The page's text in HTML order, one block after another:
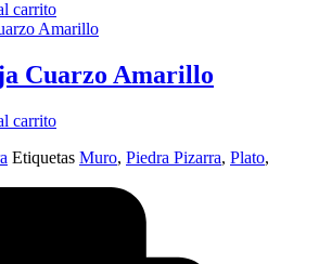
$24.800
elegir
en
de
producto
carrito
Cuarzo Amarillo
carrito
Etiquetas Muro, Piedra Pizarra, Plato,